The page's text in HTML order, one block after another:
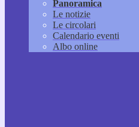
Panoramica
Le notizie
Le circolari
Calendario eventi
Albo online